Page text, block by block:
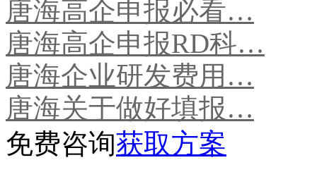
唐海高企申报必看…
唐海高企申报RD科…
唐海企业研发费用…
唐海关于做好填报…
免费咨询获取方案